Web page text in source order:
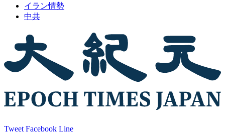
イラン情勢
中共
Tweet Facebook Line